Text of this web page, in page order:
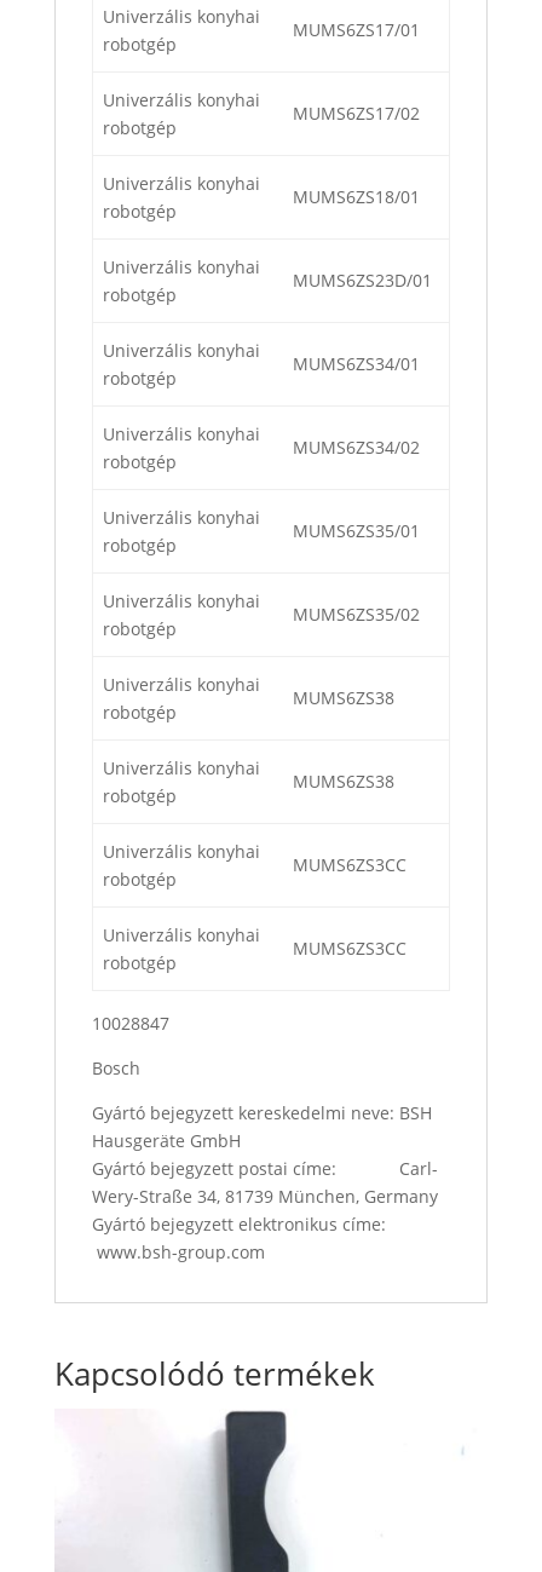
Univerzális konyhai
robotgép
MUMS6ZS17/01
Univerzális konyhai
robotgép
MUMS6ZS17/02
Univerzális konyhai
robotgép
MUMS6ZS18/01
Univerzális konyhai
robotgép
MUMS6ZS23D/01
Univerzális konyhai
robotgép
MUMS6ZS34/01
Univerzális konyhai
robotgép
MUMS6ZS34/02
Univerzális konyhai
robotgép
MUMS6ZS35/01
Univerzális konyhai
robotgép
MUMS6ZS35/02
Univerzális konyhai
robotgép
MUMS6ZS38
Univerzális konyhai
robotgép
MUMS6ZS38
Univerzális konyhai
robotgép
MUMS6ZS3CC
Univerzális konyhai
robotgép
MUMS6ZS3CC
10028847
Bosch
Gyártó bejegyzett kereskedelmi neve: BSH
Hausgeräte GmbH
Gyártó bejegyzett postai címe: Carl-
Wery-Straße 34, 81739 München, Germany
Gyártó bejegyzett elektronikus címe:
www.bsh-group.com
Kapcsolódó termékek